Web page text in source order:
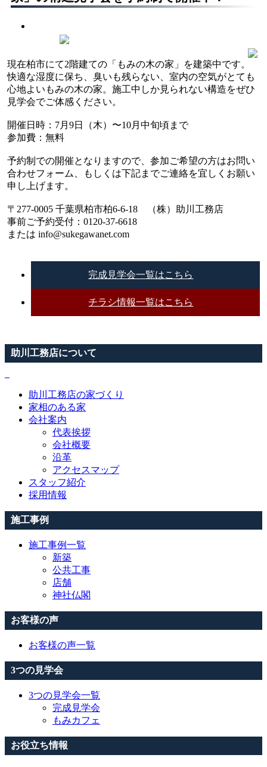
現在柏市にて2階建ての「もみの木の家」を建築中です。
快適な湿度に保ち、臭いも残らない、室内の空気がとても
心地よいもみの木の家。施工中しか見られない構造をぜひ
見学会でご体感ください。
開催日時：7月9日（木）〜10月中旬頃まで
参加費：無料
予約制での開催となりますので、参加ご希望の方はお問い
合わせフォーム、もしくは下記までご連絡を宜しくお願い
申し上げます。
〒277-0005 千葉県柏市柏6-6-18 （株）助川工務店
事前ご予約受付：0120-37-6618
または info@sukegawanet.com
完成見学会一覧はこちら
チラシ情報一覧はこちら
助川工務店について
助川工務店の家づくり
家相のある家
会社案内
代表挨拶
会社概要
沿革
アクセスマップ
スタッフ紹介
採用情報
施工事例
施工事例一覧
新築
公共工事
店舗
神社仏閣
お客様の声
お客様の声一覧
3つの見学会
3つの見学会一覧
完成見学会
もみカフェ
お役立ち情報